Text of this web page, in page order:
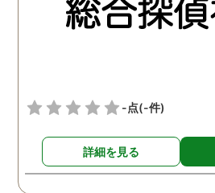
-点(-件)
詳細を見る